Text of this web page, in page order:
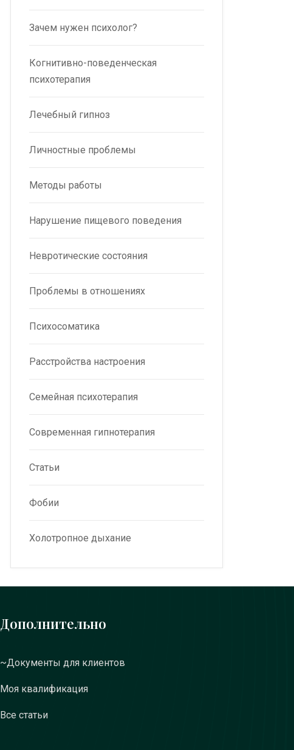
Зачем нужен психолог?
Когнитивно-поведенческая
психотерапия
Лечебный гипноз
Личностные проблемы
Методы работы
Нарушение пищевого поведения
Невротические состояния
Проблемы в отношениях
Психосоматика
Расстройства настроения
Семейная психотерапия
Современная гипнотерапия
Статьи
Фобии
Холотропное дыхание
Дополнительно
~Документы для клиентов
Моя квалификация
Все статьи